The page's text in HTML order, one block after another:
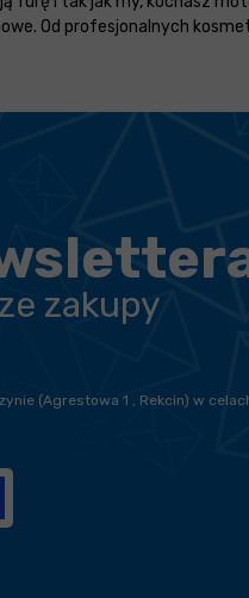
Od profesjonalnych
zakupy
(Agrestowa 1 , Rekcin) w